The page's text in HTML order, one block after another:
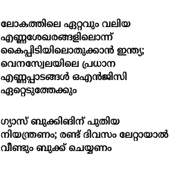
ലോകത്തിലെ ഏറ്റവും വലിയ
എണ്ണശേഖരങ്ങളിലൊന്ന്
കൈപ്പിടിയിലൊതുക്കാന്‍ ഇന്ത്യ;
വെനസ്വേലയിലെ പ്രധാന
എണ്ണപ്പാടങ്ങള്‍ ഒഎന്‍ജിസി
ഏറ്റെടുത്തേക്കും
ഗ്യാസ് ബുക്കിങിന് പുതിയ
നിയന്ത്രണം; രണ്ട് ദിവസം ലേറ്റായാൽ
വീണ്ടും ബുക്ക് ചെയ്യണം